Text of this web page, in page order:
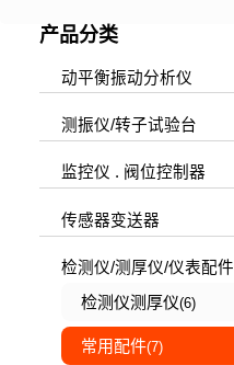
产品分类
动平衡振动分析仪
测振仪/转子试验台
监控仪 . 阀位控制器
传感器变送器
检测仪/测厚仪/仪表配件
检测仪测厚仪(6)
常用配件(7)